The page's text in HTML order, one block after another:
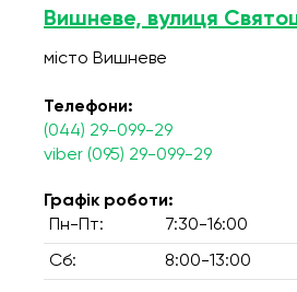
Вишневе, вулиця
місто Вишневе
Телефони:
(044) 29-099-29
viber (095) 29-099-29
Графік роботи:
Пн-Пт:
7:30-16:00
Сб: 8:00-13:00